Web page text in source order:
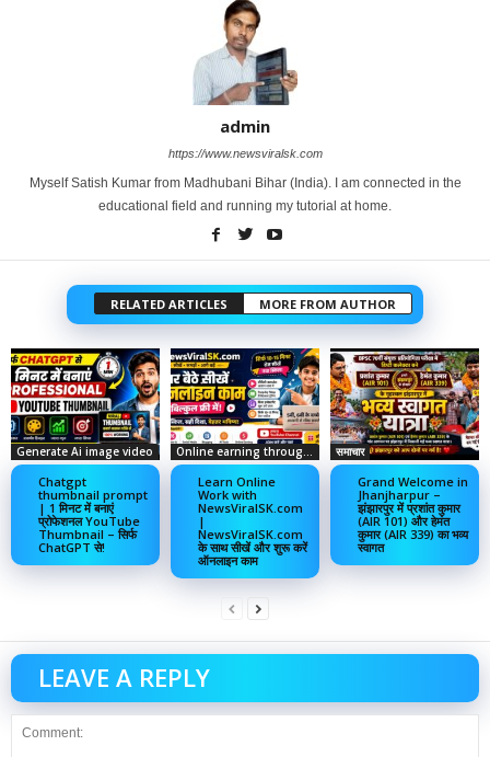
admin
https://www.newsviralsk.com
Myself Satish Kumar from Madhubani Bihar (India). I am connected in the
educational field and running my tutorial at home.
RELATED ARTICLES MORE FROM AUTHOR
Generate Ai image video
Chatgpt
thumbnail prompt
| 1 मिनट में बनाएं
प्रोफेशनल YouTube
Thumbnail – सिर्फ
ChatGPT से!
Learn Online
Work with
NewsViralSK.com
|
NewsViralSK.com
के साथ सीखें और शुरू करें
ऑनलाइन काम
समाचार
Grand Welcome in
Jhanjharpur –
झंझारपुर में प्रशांत कुमार
(AIR 101) और हेमंत
कुमार (AIR 339) का भव्य
स्वागत
LEAVE A REPLY